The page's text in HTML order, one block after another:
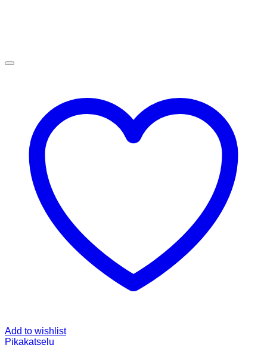
Add to wishlist
Pikakatselu